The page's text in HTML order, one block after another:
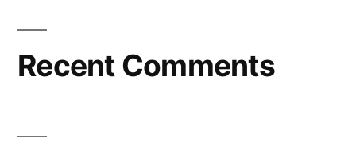
Recent Comments